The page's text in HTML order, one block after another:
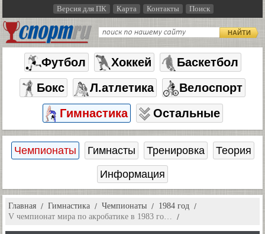
Версия для ПК Карта Контакты Поиск
НАЙТИ
Футбол Хоккей
Баскетбол
Бокс
Л.атлетика
Велоспорт
Гимнастика
Остальные
Чемпионаты Гимнасты Тренировка
Теория
Информация
Главная Гимнастика Чемпионаты
1984 год
V чемпионат мира по акробатике в 1983 го…